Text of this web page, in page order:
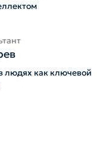
людях как ключевой